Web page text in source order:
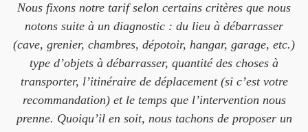
Nous fixons notre tarif selon certains critères que nous
notons suite à un diagnostic : du lieu à débarrasser
(cave, grenier, chambres, dépotoir, hangar, garage, etc.)
type d’objets à débarrasser, quantité des choses à
transporter, l’itinéraire de déplacement (si c’est votre
recommandation) et le temps que l’intervention nous
prenne. Quoiqu’il en soit, nous tachons de proposer un